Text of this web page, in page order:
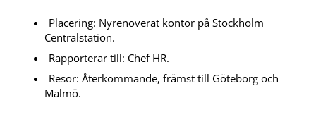
Placering: Nyrenoverat kontor på Stockholm
Centralstation.
Rapporterar till: Chef HR.
Resor: Återkommande, främst till Göteborg och
Malmö.